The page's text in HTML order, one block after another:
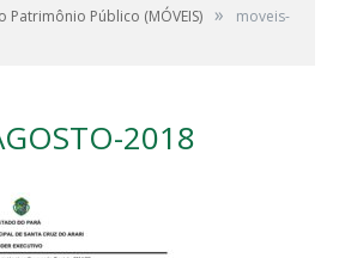
Patrimônio Público (MÓVEIS) »
moveis-
2018